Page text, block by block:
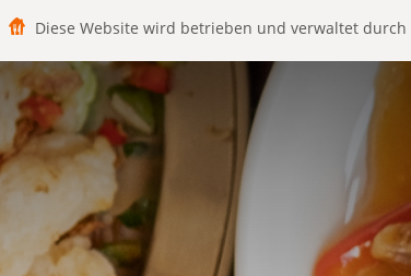
Diese Website wird betrieben und verwaltet durch